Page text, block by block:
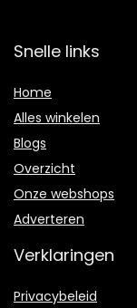
Snelle links
Home
Alles winkelen
Blogs
Overzicht
Onze webshops
Adverteren
Verklaringen
Privacybeleid